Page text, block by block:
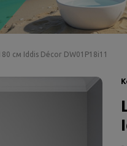
см Iddis Décor DW01P18i11